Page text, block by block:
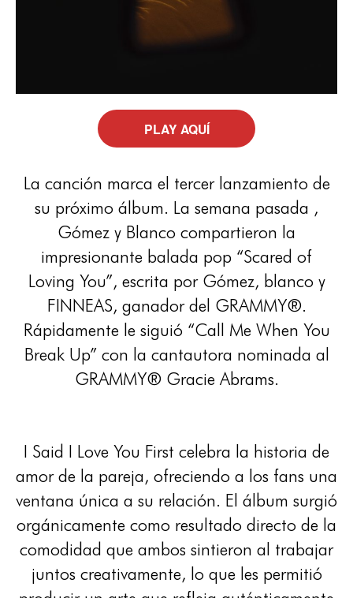
PLAY AQUÍ
La canción marca el tercer lanzamiento de
su próximo álbum. La semana pasada ,
Gómez y Blanco compartieron la
impresionante balada pop “Scared of
Loving You”, escrita por Gómez, blanco y
FINNEAS, ganador del GRAMMY®.
Rápidamente le siguió “Call Me When You
Break Up” con la cantautora nominada al
GRAMMY® Gracie Abrams.
I Said I Love You First celebra la historia de
amor de la pareja, ofreciendo a los fans una
ventana única a su relación. El álbum surgió
orgánicamente como resultado directo de la
comodidad que ambos sintieron al trabajar
juntos creativamente, lo que les permitió